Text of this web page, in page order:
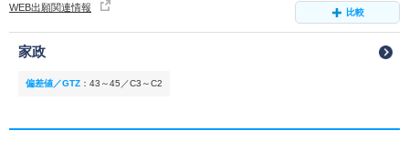
WEB出願関連情報 比較
家政
偏差値／GTZ ： 43～45／C3～C2